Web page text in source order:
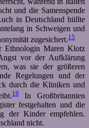
und die Samenspende
in Deutschland hüllte
in Schweigen und
zugesichert.15
Ethnologin Maren Klotz
vor der Aufklärung
was sie der größeren
Regelungen und der
durch die Kliniken und
16In Großbritannien
festgehalten und die
der Kinder empfehlen.
nicht.